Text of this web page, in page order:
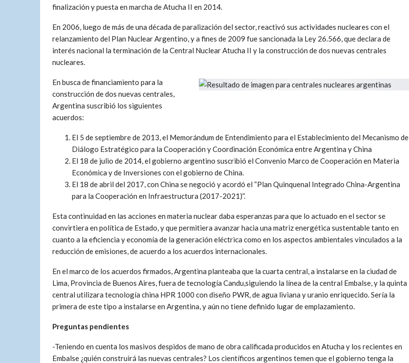
finalización y puesta en marcha de Atucha II en 2014.
En 2006, luego de más de una década de paralización del sector, reactivó sus actividades nucleares con el
relanzamiento del Plan Nuclear Argentino, y a fines de 2009 fue sancionada la Ley 26.566, que declara de
interés nacional la terminación de la Central Nuclear Atucha II y la construcción de dos nuevas centrales
nucleares.
En busca de financiamiento para la
construcción de dos nuevas centrales,
Argentina suscribió los siguientes
acuerdos:
El 5 de septiembre de 2013, el Memorándum de Entendimiento para el Establecimiento del Mecanismo de
Diálogo Estratégico para la Cooperación y Coordinación Económica entre Argentina y China
El 18 de julio de 2014, el gobierno argentino suscribió el Convenio Marco de Cooperación en Materia
Económica y de Inversiones con el gobierno de China.
El 18 de abril del 2017, con China se negoció y acordó el “Plan Quinquenal Integrado China-Argentina
para la Cooperación en Infraestructura (2017-2021)”.
Esta continuidad en las acciones en materia nuclear daba esperanzas para que lo actuado en el sector se
convirtiera en política de Estado, y que permitiera avanzar hacia una matriz energética sustentable tanto en
cuanto a la eficiencia y economía de la generación eléctrica como en los aspectos ambientales vinculados a la
reducción de emisiones, de acuerdo a los acuerdos internacionales.
En el marco de los acuerdos firmados, Argentina planteaba que la cuarta central, a instalarse en la ciudad de
Lima, Provincia de Buenos Aires, fuera de tecnología Candu,siguiendo la línea de la central Embalse, y la quinta
central utilizara tecnología china HPR 1000 con diseño PWR, de agua liviana y uranio enriquecido. Sería la
primera de este tipo a instalarse en Argentina, y aún no tiene definido lugar de emplazamiento.
Preguntas pendientes
-Teniendo en cuenta los masivos despidos de mano de obra calificada producidos en Atucha y los recientes en
Embalse ¿quién construirá las nuevas centrales? Los científicos argentinos temen que el gobierno tenga la